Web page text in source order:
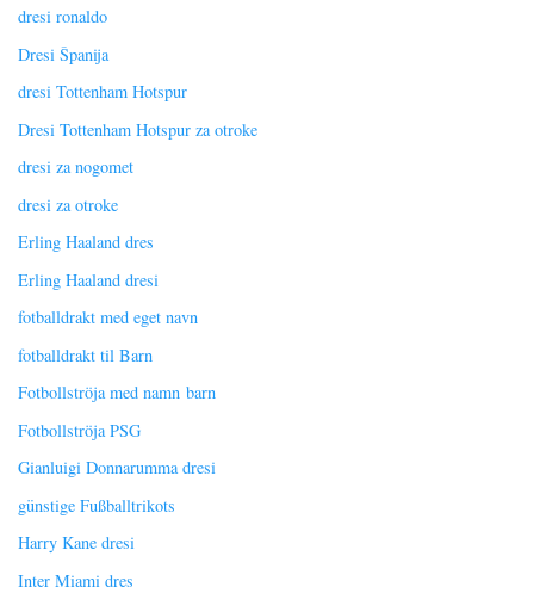
dresi ronaldo
Dresi Španija
dresi Tottenham Hotspur
Dresi Tottenham Hotspur za otroke
dresi za nogomet
dresi za otroke
Erling Haaland dres
Erling Haaland dresi
fotballdrakt med eget navn
fotballdrakt til Barn
Fotbollströja med namn barn
Fotbollströja PSG
Gianluigi Donnarumma dresi
günstige Fußballtrikots
Harry Kane dresi
Inter Miami dres